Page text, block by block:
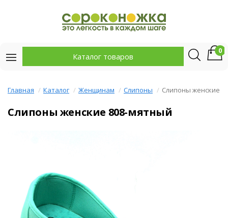
Каталог товаров
0
Главная Каталог Женщинам Слипоны Слипоны женские
Слипоны женские 808-мятный